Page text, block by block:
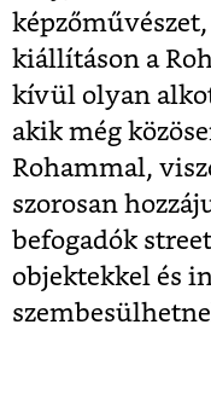
kiállításon a
kívül olyan
akik még
Rohammal,
szorosan
befogadók
objektekkel és